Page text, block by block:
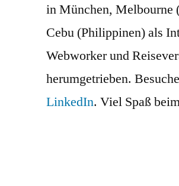
in München, Melbourne
Cebu (Philippinen) als
Webworker und
herumgetrieben.
LinkedIn. Viel Spaß